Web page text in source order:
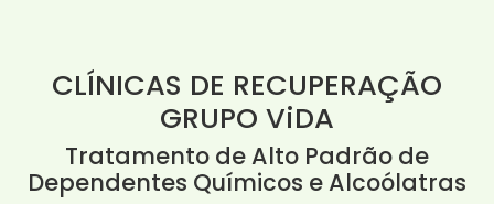
CLÍNICAS DE RECUPERAÇÃO
GRUPO ViDA
Tratamento de Alto Padrão de
Dependentes Químicos e Alcoólatras